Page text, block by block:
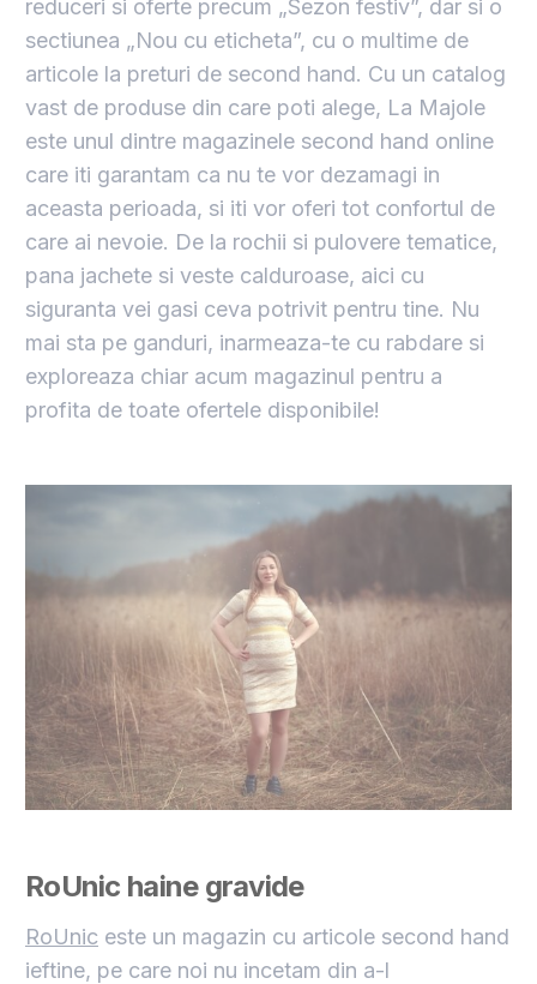
reduceri si oferte precum „Sezon festiv”, dar si o
sectiunea „Nou cu eticheta”, cu o multime de
articole la preturi de second hand. Cu un catalog
vast de produse din care poti alege, La Majole
este unul dintre magazinele second hand online
care iti garantam ca nu te vor dezamagi in
aceasta perioada, si iti vor oferi tot confortul de
care ai nevoie. De la rochii si pulovere tematice,
pana jachete si veste calduroase, aici cu
siguranta vei gasi ceva potrivit pentru tine. Nu
mai sta pe ganduri, inarmeaza-te cu rabdare si
exploreaza chiar acum magazinul pentru a
profita de toate ofertele disponibile!
RoUnic haine gravide
RoUnic este un magazin cu articole second hand
ieftine, pe care noi nu incetam din a-l